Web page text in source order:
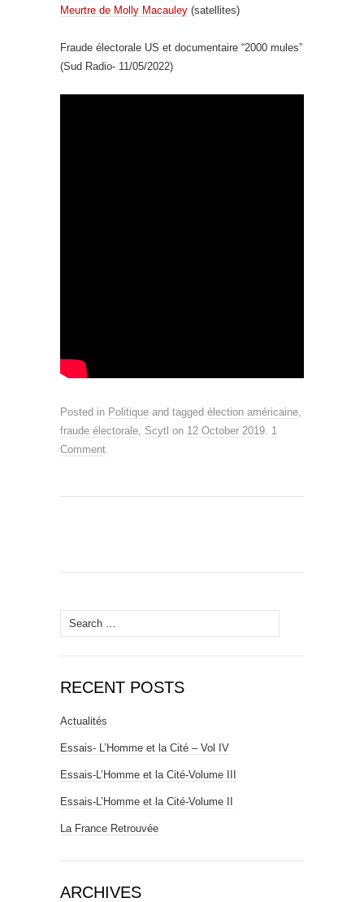
Meurtre de Molly Macauley (satellites)
Fraude électorale US et documentaire “2000 mules”
(Sud Radio- 11/05/2022)
Posted in Politique and tagged élection américaine,
fraude électorale, Scytl on 12 October 2019. 1
Comment
Search
for:
RECENT POSTS
Actualités
Essais- L’Homme et la Cité – Vol IV
Essais-L’Homme et la Cité-Volume III
Essais-L’Homme et la Cité-Volume II
La France Retrouvée
ARCHIVES